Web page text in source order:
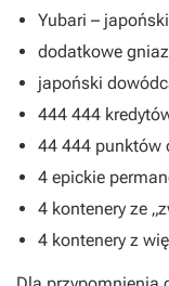
Yubari –
dodatkowe
japoński
444 444
44 444 punktów
4 epickie
4 kontenery ze
4 kontenery z